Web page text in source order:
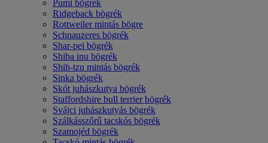
Pumi bögrék
Ridgeback bögrék
Rottweiler mintás bögre
Schnauzeres bögrék
Shar-pei bögrék
Shiba inu bögrék
Shih-tzu mintás bögrék
Sinka bögrék
Skót juhászkutya bögrék
Staffordshire bull terrier bögrék
Svájci juhászkutyás bögrék
Szálkásszőrű tacskós bögrék
Szamojéd bögrék